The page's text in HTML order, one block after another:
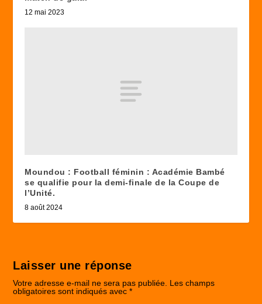
12 mai 2023
Moundou : Football féminin : Académie Bambé
se qualifie pour la demi-finale de la Coupe de
l’Unité.
8 août 2024
Laisser une réponse
Votre adresse e-mail ne sera pas publiée. Les champs
obligatoires sont indiqués avec*